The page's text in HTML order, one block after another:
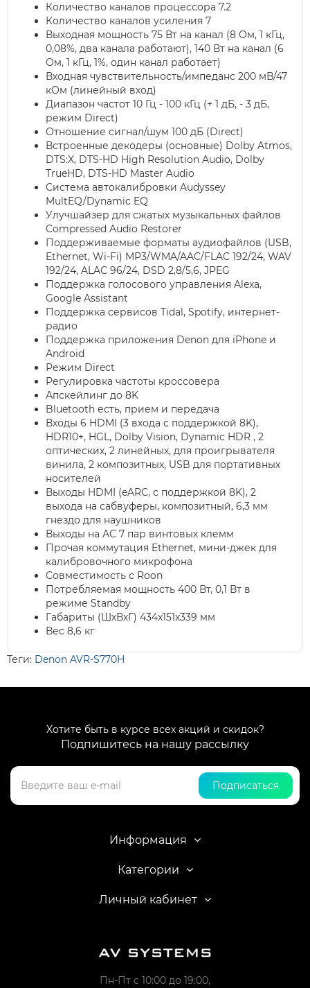
Количество каналов процессора 7.2
Количество каналов усиления 7
Выходная мощность 75 Вт на канал (8 Ом, 1 кГц,
0,08%, два канала работают), 140 Вт на канал (6
Ом, 1 кГц, 1%, один канал работает)
Входная чувствительность/импеданс 200 мВ/47
кОм (линейный вход)
Диапазон частот 10 Гц - 100 кГц (+ 1 дБ, - 3 дБ,
режим Direct)
Отношение сигнал/шум 100 дБ (Direct)
Встроенные декодеры (основные) Dolby Atmos,
DTS:X, DTS-HD High Resolution Audio, Dolby
TrueHD, DTS-HD Master Audio
Система автокалибровки Audyssey
MultEQ/Dynamic EQ
Улучшайзер для сжатых музыкальных файлов
Compressed Audio Restorer
Поддерживаемые форматы аудиофайлов (USB,
Ethernet, Wi-Fi) MP3/WMA/AAC/FLAC 192/24, WAV
192/24, ALAC 96/24, DSD 2,8/5,6, JPEG
Поддержка голосового управления Alexa,
Google Assistant
Поддержка сервисов Tidal, Spotify, интернет-
радио
Поддержка приложения Denon для iPhone и
Android
Режим Direct
Регулировка частоты кроссовера
Апскейлинг до 8K
Bluetooth есть, прием и передача
Входы 6 HDMI (3 входа с поддержкой 8K),
HDR10+, HGL, Dolby Vision, Dynamic HDR , 2
оптических, 2 линейных, для проигрывателя
винила, 2 композитных, USB для портативных
носителей
Выходы HDMI (eARC, c поддержкой 8K), 2
выхода на сабвуферы, композитный, 6,3 мм
гнездо для наушников
Выходы на АС 7 пар винтовых клемм
Прочая коммутация Ethernet, мини-джек для
калибровочного микрофона
Совместимость с Roon
Потребляемая мощность 400 Вт, 0,1 Вт в
режиме Standby
Габариты (ШхВхГ) 434x151x339 мм
Вес 8,6 кг
Теги: Denon AVR-S770H
Хотите быть в курсе всех акций и скидок?
Подпишитесь на нашу рассылку
Подписаться
Информация
Категории
Личный кабинет
Пн-Пт с 10:00 до 19:00,